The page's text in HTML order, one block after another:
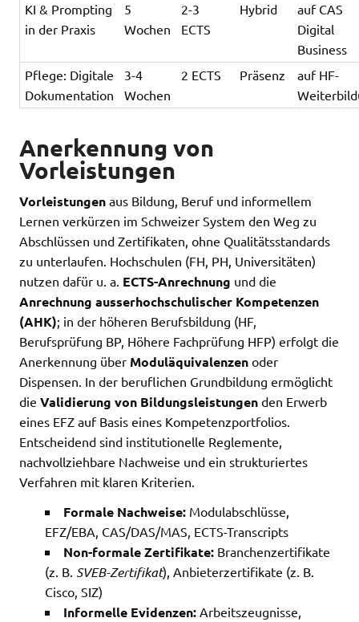
KI & Prompting
in der Praxis
5
Wochen
2-3
ECTS
Hybrid
auf CAS
Digital
Business
Pflege: Digitale
Dokumentation
3-4
Wochen
2 ECTS Präsenz
auf HF-
Anerkennung von
Vorleistungen
Vorleistungen aus Bildung, Beruf und informellem
Lernen verkürzen im Schweizer System den Weg zu
Abschlüssen und Zertifikaten, ohne Qualitätsstandards
zu unterlaufen. Hochschulen (FH, PH, Universitäten)
nutzen dafür u. a. ECTS-Anrechnung und die
Anrechnung ausserhochschulischer Kompetenzen
(AHK); in der höheren Berufsbildung (HF,
Berufsprüfung BP, Höhere Fachprüfung HFP) erfolgt die
Anerkennung über Moduläquivalenzen oder
Dispensen. In der beruflichen Grundbildung ermöglicht
die Validierung von Bildungsleistungen den Erwerb
eines EFZ auf Basis eines Kompetenzportfolios.
Entscheidend sind institutionelle Reglemente,
nachvollziehbare Nachweise und ein strukturiertes
Verfahren mit klaren Kriterien.
Formale Nachweise: Modulabschlüsse,
EFZ/EBA, CAS/DAS/MAS, ECTS-Transcripts
Non-formale Zertifikate: Branchenzertifikate
(z. B. SVEB-Zertifikat), Anbieterzertifikate (z. B.
Cisco, SIZ)
Informelle Evidenzen: Arbeitszeugnisse,